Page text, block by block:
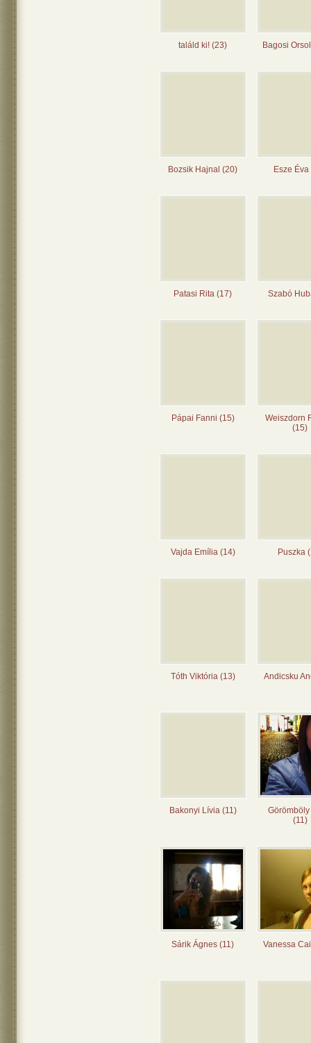
találd ki! (23) Bagosi
Bozsik Hajnal (20) Esze
Patasi Rita (17) Szabó
Pápai Fanni (15)
Weiszdorn
(15)
Vajda Emília (14) Puszka
Tóth Viktória (13) Andicsku
Bakonyi Lívia (11)
(11)
Sárik Ágnes (11) Vanessa